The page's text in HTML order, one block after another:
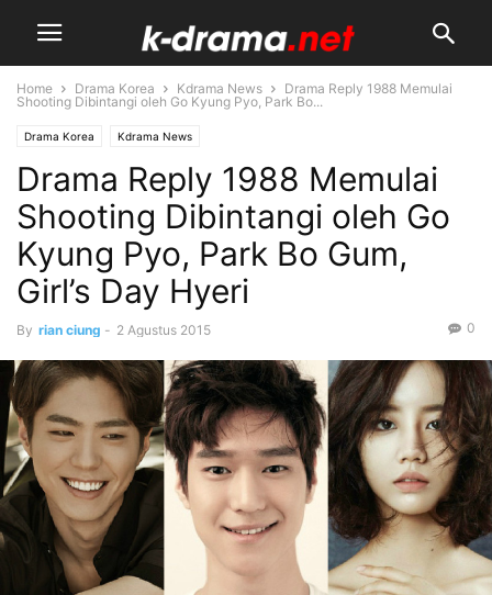
Home Drama Korea Kdrama News
Drama Reply 1988 Memulai
Shooting Dibintangi oleh Go Kyung Pyo, Park Bo...
Drama Korea Kdrama News
Drama Reply 1988 Memulai
Shooting Dibintangi oleh Go
Kyung Pyo, Park Bo Gum,
Girl’s Day Hyeri
By rian ciung - 2 Agustus 2015 0